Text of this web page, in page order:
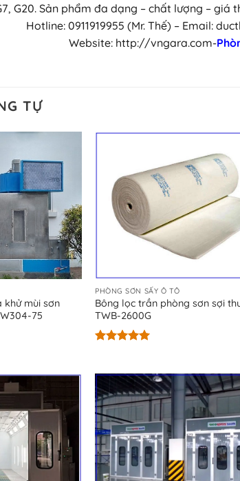
G20. Sản phẩm đa dạng – chất lượng –
Hotline: 0911919955 (Mr. Thế) – Email:
Website: http://vngara.com-
TỰ
khử mùi sơn
75
PHÒNG SƠN SẤY Ô TÔ
Bông lọc trần phòng sơn sợi
TWB-2600G
5 sao